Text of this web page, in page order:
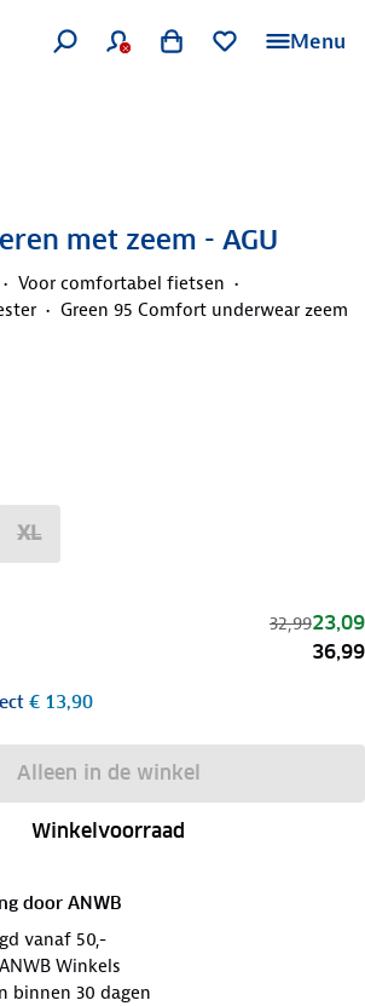
Menu
met zeem - AGU
Voor comfortabel fietsen
Green 95 Comfort underwear zeem
XL
32,9923,09
36,99
€ 13,90
Alleen in de winkel
Winkelvoorraad
door ANWB
vanaf 50,-
Winkels
binnen 30 dagen